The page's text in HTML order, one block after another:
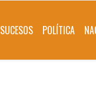
SUCESOS POLÍTICA